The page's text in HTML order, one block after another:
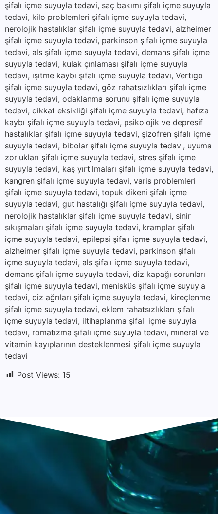
şifalı içme suyuyla tedavi, saç bakımı şifalı içme suyuyla
tedavi, kilo problemleri şifalı içme suyuyla tedavi,
nerolojik hastalıklar şifalı içme suyuyla tedavi, alzheimer
şifalı içme suyuyla tedavi, parkinson şifalı içme suyuyla
tedavi, als şifalı içme suyuyla tedavi, demans şifalı içme
suyuyla tedavi, kulak çınlaması şifalı içme suyuyla
tedavi, işitme kaybı şifalı içme suyuyla tedavi, Vertigo
şifalı içme suyuyla tedavi, göz rahatsızlıkları şifalı içme
suyuyla tedavi, odaklanma sorunu şifalı içme suyuyla
tedavi, dikkat eksikliği şifalı içme suyuyla tedavi, hafıza
kaybı şifalı içme suyuyla tedavi, psikolojik ve depresif
hastalıklar şifalı içme suyuyla tedavi, şizofren şifalı içme
suyuyla tedavi, bibolar şifalı içme suyuyla tedavi, uyuma
zorlukları şifalı içme suyuyla tedavi, stres şifalı içme
suyuyla tedavi, kaş yırtılmaları şifalı içme suyuyla tedavi,
kangren şifalı içme suyuyla tedavi, varis problemleri
şifalı içme suyuyla tedavi, topuk dikeni şifalı içme
suyuyla tedavi, gut hastalığı şifalı içme suyuyla tedavi,
nerolojik hastalıklar şifalı içme suyuyla tedavi, sinir
sıkışmaları şifalı içme suyuyla tedavi, kramplar şifalı
içme suyuyla tedavi, epilepsi şifalı içme suyuyla tedavi,
alzheimer şifalı içme suyuyla tedavi, parkinson şifalı
içme suyuyla tedavi, als şifalı içme suyuyla tedavi,
demans şifalı içme suyuyla tedavi, diz kapağı sorunları
şifalı içme suyuyla tedavi, menisküs şifalı içme suyuyla
tedavi, diz ağrıları şifalı içme suyuyla tedavi, kireçlenme
şifalı içme suyuyla tedavi, eklem rahatsızlıkları şifalı
içme suyuyla tedavi, iltihaplanma şifalı içme suyuyla
tedavi, romatizma şifalı içme suyuyla tedavi, mineral ve
vitamin kayıplarının desteklenmesi şifalı içme suyuyla
tedavi
Post Views: 15